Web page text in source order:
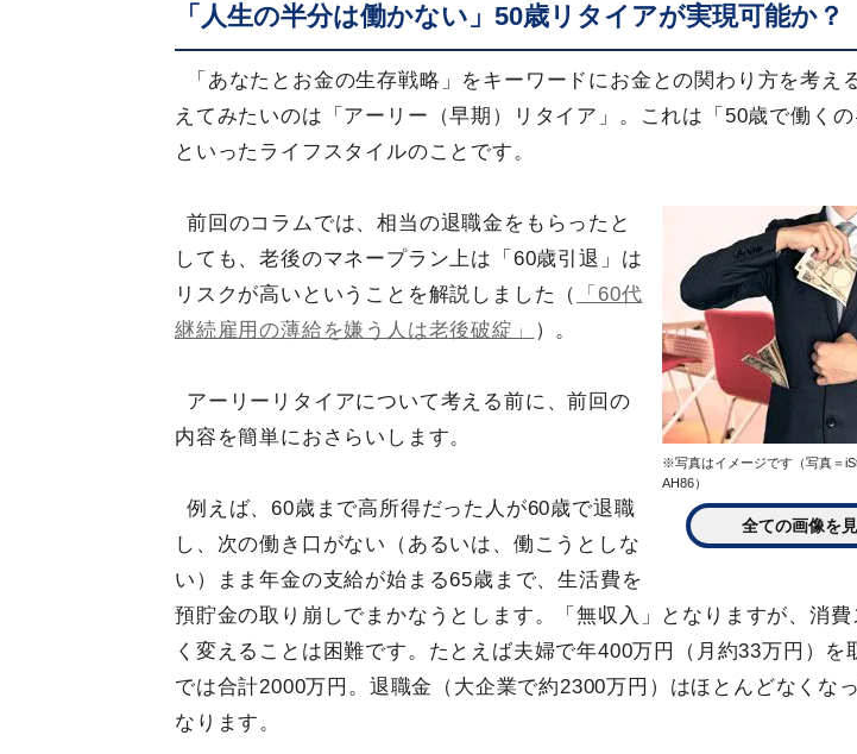
「人生の半分は働かない」50歳リタイアが実現可能か？
「あなたとお金の生存戦略」をキーワードにお金との関わり方を考え
えてみたいのは「アーリー（早期）リタイア」。これは「50歳で働くの
といったライフスタイルのことです。
※写真はイメージです（写真＝
AH86）
全ての画像を
前回のコラムでは、相当の退職金をもらったと
しても、老後のマネープラン上は「60歳引退」は
リスクが高いということを解説しました（
「60代
継続雇用の薄給を嫌う人は老後破綻」
）。
アーリーリタイアについて考える前に、前回の
内容を簡単におさらいします。
例えば、60歳まで高所得だった人が60歳で退職
し、次の働き口がない（あるいは、働こうとしな
い）まま年金の支給が始まる65歳まで、生活費を
預貯金の取り崩しでまかなうとします。「無収入」となりますが、消費
く変えることは困難です。たとえば夫婦で年400万円（月約33万円）を
では合計2000万円。退職金（大企業で約2300万円）はほとんどなくな
なります。